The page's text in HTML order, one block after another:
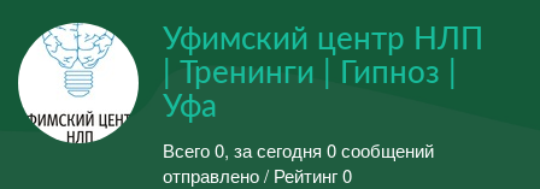
Уфимский центр НЛП
| Тренинги | Гипноз |
Уфа
Всего 0, за сегодня 0 сообщений
отправлено / Рейтинг 0